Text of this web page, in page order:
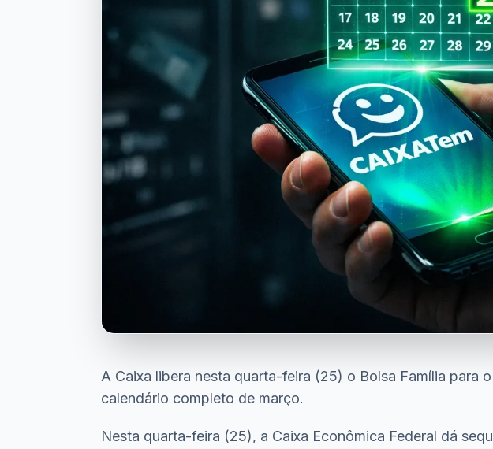
A Caixa libera nesta quarta-feira (25) o Bolsa Família para
calendário completo de março.
Nesta quarta-feira (25), a Caixa Econômica Federal dá